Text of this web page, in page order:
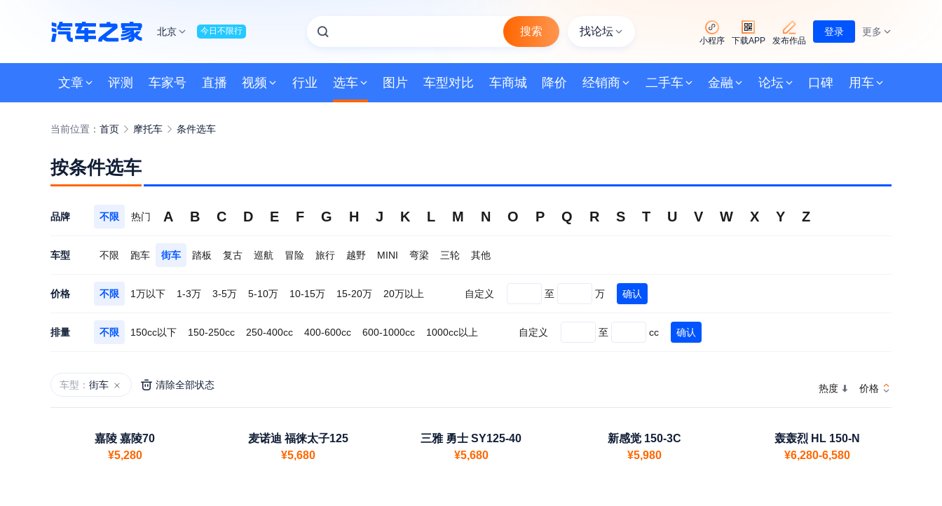
北京 今日不限行 搜索 找论坛
小程序 下载APP 发布作品
登录 更多
文章 评测 车家号 直播 视频 行业 选车 图片 车型对比 车商城 降价 经销商 二手车 金融 论坛 口碑 用车
当前位置： 首页 摩托车 条件选车
按条件选车
品牌 不限 热门 A B C D E F G H J K L M N O P Q R S T U V W X Y Z
车型 不限 跑车 街车 踏板 复古 巡航 冒险 旅行 越野 MINI 弯梁 三轮 其他
价格 不限 1万以下 1-3万 3-5万 5-10万 10-15万 15-20万 20万以上 自定义 至 万 确认
排量 不限 150cc以下 150-250cc 250-400cc 400-600cc 600-1000cc 1000cc以上 自定义 至 cc 确认
车型： 街车 清除全部状态 热度 价格
嘉陵 嘉陵70
¥5,280
麦诺迪 福徕太子125
¥5,680
三雅 勇士 SY125-40
¥5,680
新感觉 150-3C
¥5,980
轰轰烈 HL 150-N
¥6,280-6,580